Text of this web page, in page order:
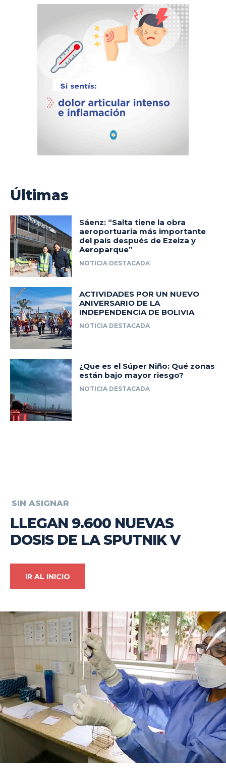
Últimas
Sáenz: “Salta tiene la obra
aeroportuaria más importante
del país después de Ezeiza y
Aeroparque”
NOTICIA DESTACADA
ACTIVIDADES POR UN NUEVO
ANIVERSARIO DE LA
INDEPENDENCIA DE BOLIVIA
NOTICIA DESTACADA
¿Que es el Súper Niño: Qué zonas
están bajo mayor riesgo?
NOTICIA DESTACADA